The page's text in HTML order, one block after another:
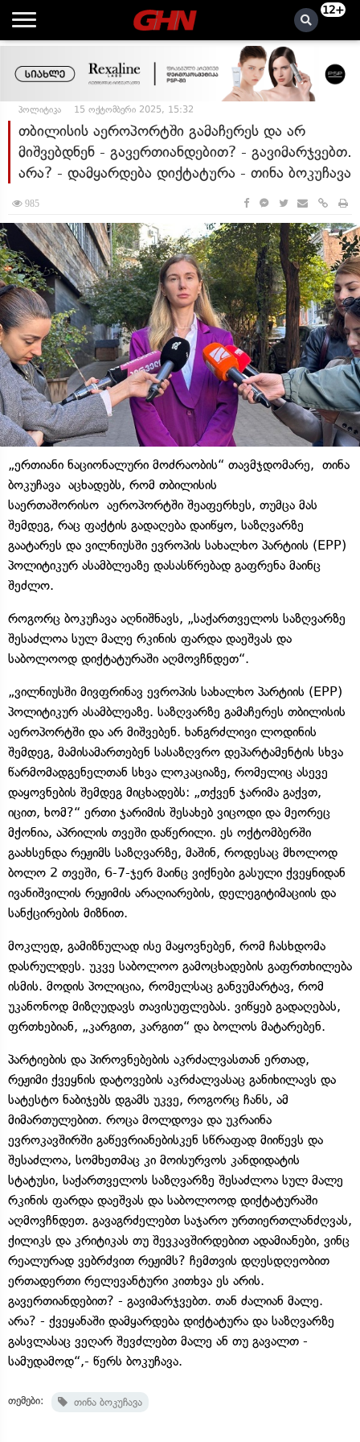
12+
პოლიტიკა 15 ოქტომბერი 2025, 15:32
თბილისის აეროპორტში გამაჩერეს და არ
მიშვებდნენ - გავერთიანდებით? - გავიმარჯვებთ.
არა? - დამყარდება დიქტატურა - თინა ბოკუჩავა
985
„ერთიანი ნაციონალური მოძრაობის“ თავმჯდომარე, თინა
ბოკუჩავა აცხადებს, რომ თბილისის
საერთაშორისო აეროპორტში შეაფერხეს, თუმცა მას
შემდეგ, რაც ფაქტის გადაღება დაიწყო, საზღვარზე
გაატარეს და ვილნიუსში ევროპის სახალხო პარტიის (EPP)
პოლიტიკურ ასამბლეაზე დასასწრებად გაფრენა მაინც
შეძლო.
როგორც ბოკუჩავა აღნიშნავს, „საქართველოს საზღვარზე
შესაძლოა სულ მალე რკინის ფარდა დაეშვას და
საბოლოოდ დიქტატურაში აღმოვჩნდეთ“.
„ვილნიუსში მივფრინავ ევროპის სახალხო პარტიის (EPP)
პოლიტიკურ ასამბლეაზე. საზღვარზე გამაჩერეს თბილისის
აეროპორტში და არ მიშვებენ. ხანგრძლივი ლოდინის
შემდეგ, მამისამართებენ სასაზღვრო დეპარტამენტის სხვა
წარმომადგენელთან სხვა ლოკაციაზე, რომელიც ასევე
დაყოვნების შემდეგ მიცხადებს: „თქვენ ჯარიმა გაქვთ,
იცით, ხომ?“ ერთი ჯარიმის შესახებ ვიცოდი და მეორეც
მქონია, აპრილის თვეში დაწერილი. ეს ოქტომბერში
გაახსენდა რეჟიმს საზღვარზე, მაშინ, როდესაც მხოლოდ
ბოლო 2 თვეში, 6-7-ჯერ მაინც ვიქნები გასული ქვეყნიდან
ივანიშვილის რეჟიმის არაღიარების, დელეგიტიმაციის და
სანქცირების მიზნით.
მოკლედ, გამიზნულად ისე მაყოვნებენ, რომ ჩასხდომა
დასრულდეს. უკვე საბოლოო გამოცხადების გაფრთხილება
ისმის. მოდის პოლიცია, რომელსაც განვუმარტავ, რომ
უკანონოდ მიზღუდავს თავისუფლებას. ვიწყებ გადაღებას,
ფრთხებიან, „კარგით, კარგით“ და ბოლოს მატარებენ.
პარტიების და პიროვნებების აკრძალვასთან ერთად,
რეჟიმი ქვეყნის დატოვების აკრძალვასაც განიხილავს და
სატესტო ნაბიჯებს დგამს უკვე, როგორც ჩანს, ამ
მიმართულებით. როცა მოლდოვა და უკრაინა
ევროკავშირში გაწევრიანებისკენ სწრაფად მიიწევს და
შესაძლოა, სომხეთმაც კი მოისურვოს კანდიდატის
სტატუსი, საქართველოს საზღვარზე შესაძლოა სულ მალე
რკინის ფარდა დაეშვას და საბოლოოდ დიქტატურაში
აღმოვჩნდეთ. გავაგრძელებთ საჯარო ურთიერთლანძღვას,
ქილიკს და კრიტიკას თუ შევკავშირდებით ადამიანები, ვინც
რეალურად ვებრძვით რეჟიმს? ჩემთვის დღესდღეობით
ერთადერთი რელევანტური კითხვა ეს არის.
გავერთიანდებით? - გავიმარჯვებთ. თან ძალიან მალე.
არა? - ქვეყანაში დამყარდება დიქტატურა და საზღვარზე
გასვლასაც ვეღარ შევძლებთ მალე ან თუ გავალთ -
სამუდამოდ“,- წერს ბოკუჩავა.
თემები: თინა ბოკუჩავა